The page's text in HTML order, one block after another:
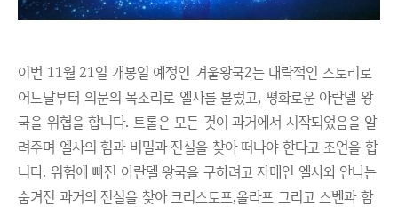
이번 11월 21일 개봉일 예정인 겨울왕국2는 대략적인 스토리로
어느날부터 의문의 목소리로 엘사를 불렀고, 평화로운 아란델 왕
국을 위협을 합니다. 트롤은 모든 것이 과거에서 시작되었음을 알
려주며 엘사의 힘과 비밀과 진실을 찾아 떠나야 한다고 조언을 합
니다. 위험에 빠진 아란델 왕국을 구하려고 자매인 엘사와 안나는
숨겨진 과거의 진실을 찾아 크리스토프,올라프 그리고 스벤과 함